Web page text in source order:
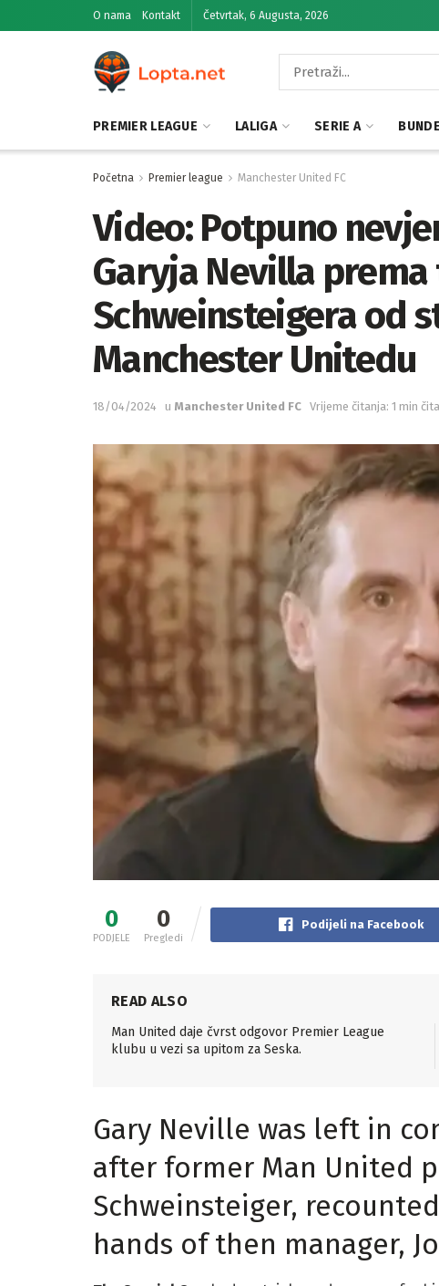
O nama Kontakt Četvrtak, 6 Augusta, 2026
PREMIER LEAGUE LALIGA SERIE A
Početna Premier league Manchester United FC
Video: Potpuno
Garyja Nevilla
Schweinsteigera od
Manchester Unitedu
18/04/2024 u Manchester United FC Vrijeme čitanja: 1 min
0
PODJELE
0
Pregledi
Podijeli na Facebook
READ ALSO
Man United daje čvrst odgovor Premier League
klubu u vezi sa upitom za Seska.
Gary Neville was left in
after former Man United
Schweinsteiger,
hands of then manager,